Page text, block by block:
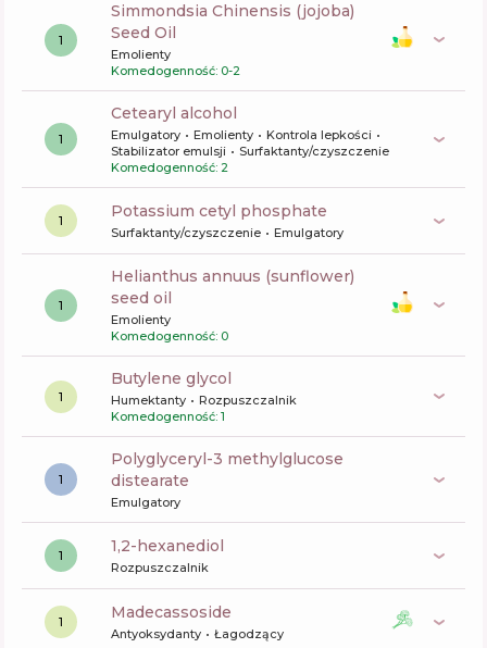
1
Simmondsia Chinensis (jojoba)
Seed Oil
Emolienty
Komedogenność: 0-2
1
cetearyl alcohol
Emulgatory Emolienty
Kontrola lepkości
Stabilizator emulsji
Surfaktanty/czyszczenie
Komedogenność: 2
1 potassium cetyl phosphate
Surfaktanty/czyszczenie Emulgatory
1
helianthus annuus (sunflower)
seed oil
Emolienty
Komedogenność: 0
1
butylene glycol
Humektanty
Rozpuszczalnik
Komedogenność: 1
1
polyglyceryl-3 methylglucose
distearate
Emulgatory
1 1,2-hexanediol
Rozpuszczalnik
1 madecassoside
Antyoksydanty Łagodzący